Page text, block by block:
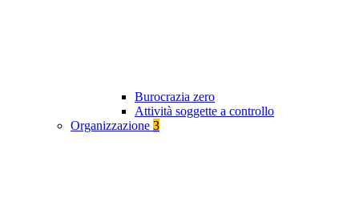
Burocrazia zero
Attività soggette a controllo
Organizzazione 3